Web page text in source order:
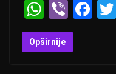
W
h
at
Vi
b
er
F
Opširnije